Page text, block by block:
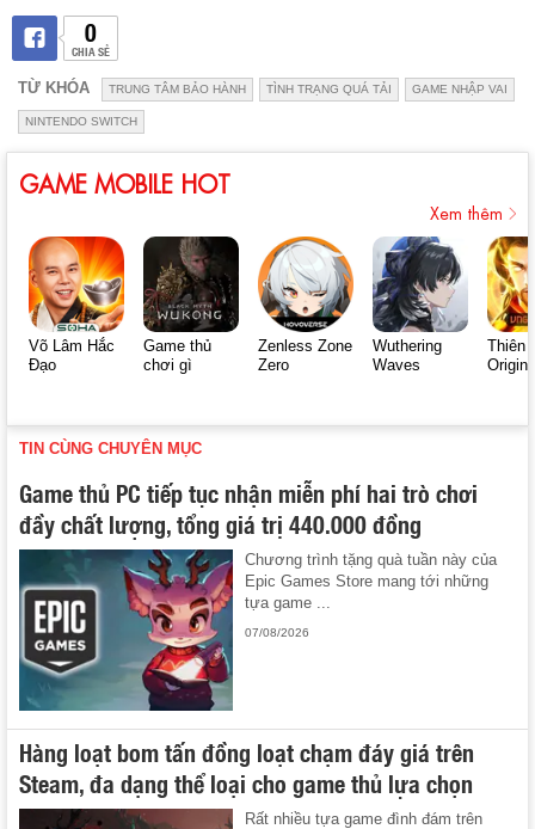
0
CHIA SẺ
TỪ KHÓA TRUNG TÂM BẢO HÀNH TÌNH TRẠNG QUÁ TẢI GAME NHẬP VAI
NINTENDO SWITCH
GAME MOBILE HOT
Xem thêm
Võ Lâm Hắc
Đạo
Game thủ
chơi gì
Zenless Zone
Zero
Wuthering
Waves
Thiên
Origin
TIN CÙNG CHUYÊN MỤC
Game thủ PC tiếp tục nhận miễn phí hai trò chơi
đầy chất lượng, tổng giá trị 440.000 đồng
Chương trình tặng quà tuần này của
Epic Games Store mang tới những
tựa game ...
07/08/2026
Hàng loạt bom tấn đồng loạt chạm đáy giá trên
Steam, đa dạng thể loại cho game thủ lựa chọn
Rất nhiều tựa game đình đám trên